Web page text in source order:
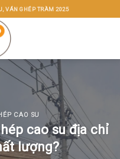
VÁN GHÉP TRÀM 2025
CAO SU
cao su địa chỉ
lượng?